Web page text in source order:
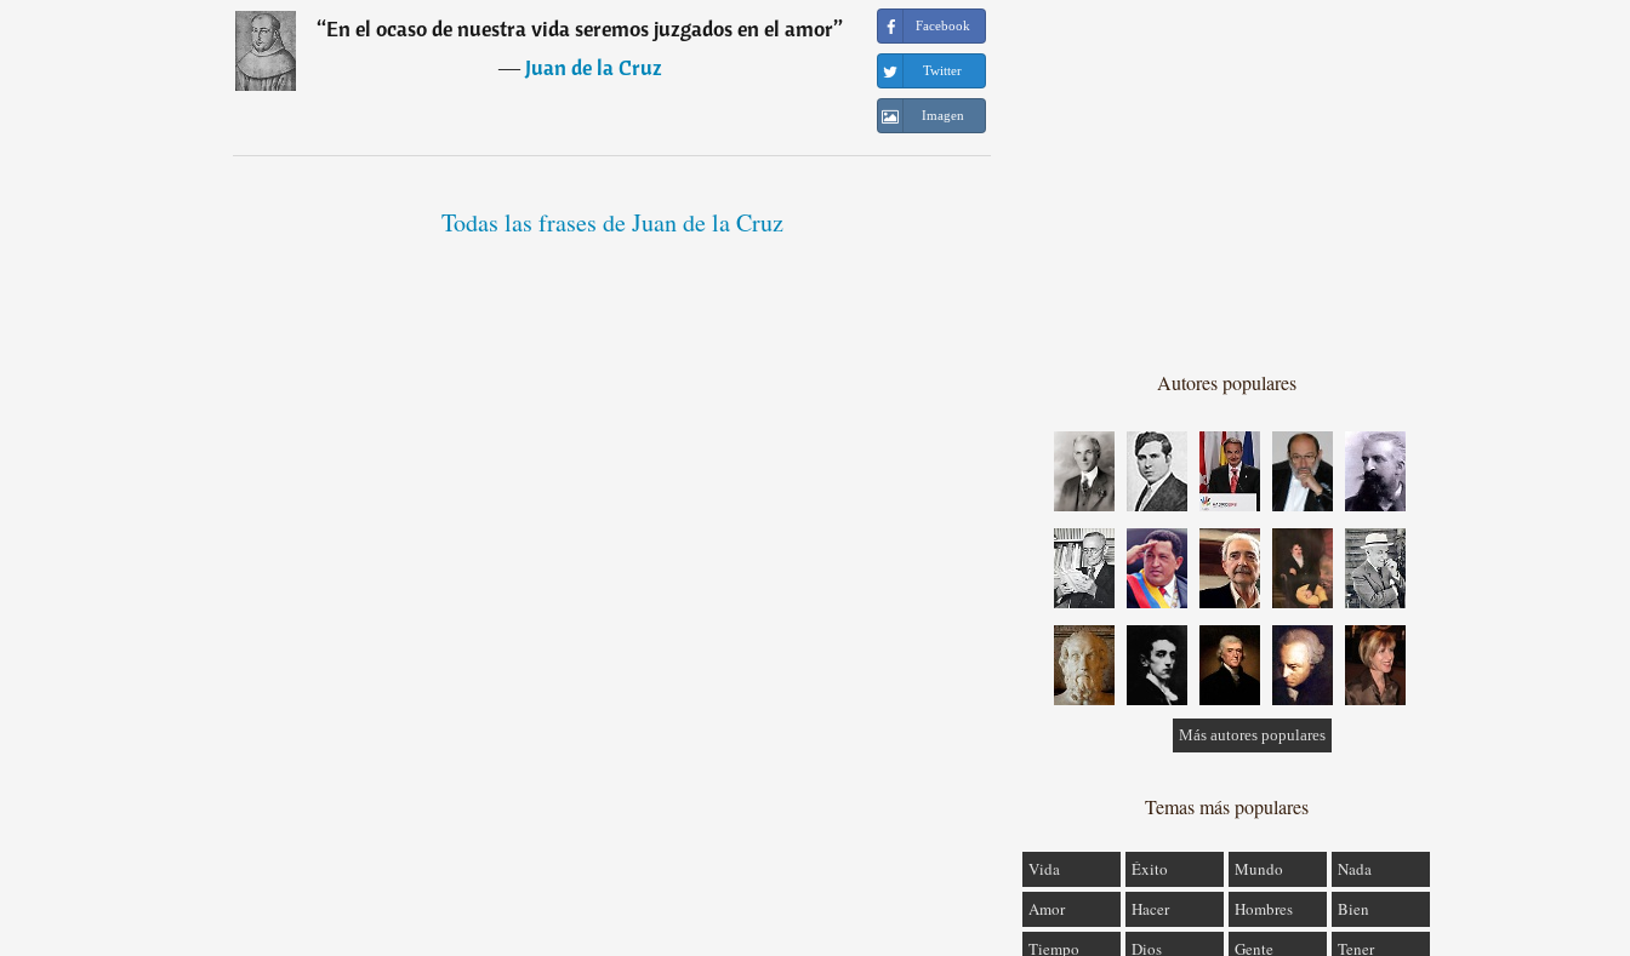
“En el ocaso de nuestra vida seremos juzgados en el amor”
―Juan de la Cruz
Facebook
Twitter
Imagen
Todas las frases de Juan de la Cruz
Autores populares
Más autores populares
Temas más populares
Vida Éxito Mundo
Nada
Amor
Hacer Hombres
Bien
Tiempo
Dios Gente Tener